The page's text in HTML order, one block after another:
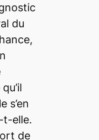
du
s’en
t-elle.
de